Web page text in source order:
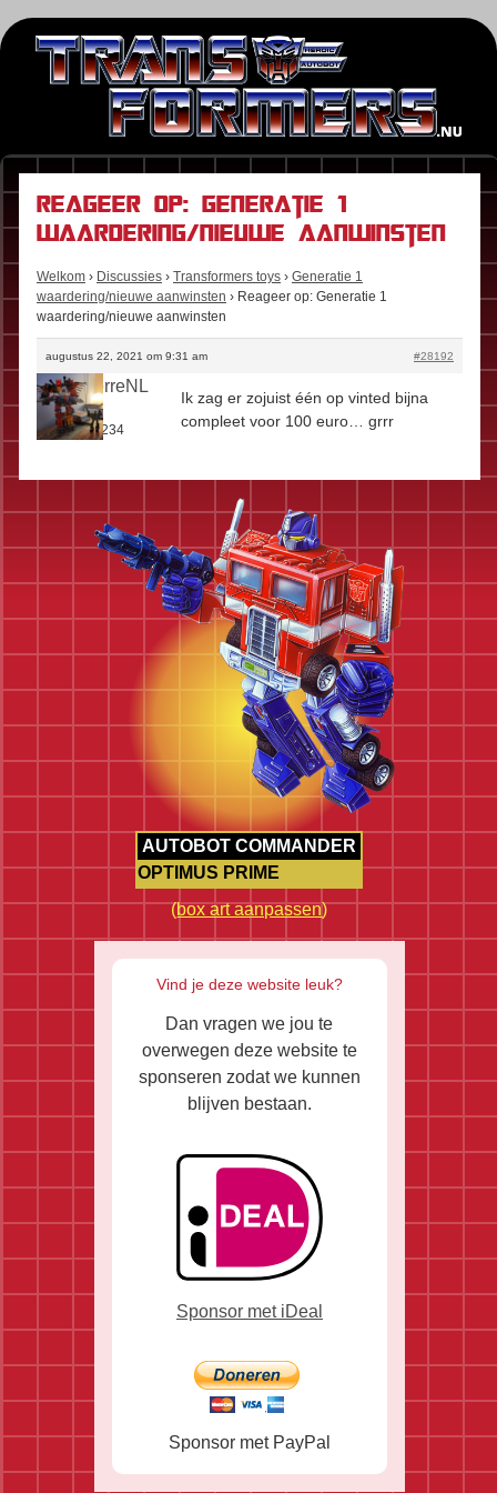
Reageer op: Generatie 1
waardering/nieuwe aanwinsten
Welkom › Discussies › Transformers toys › Generatie 1
waardering/nieuwe aanwinsten › Reageer op: Generatie 1
waardering/nieuwe aanwinsten
augustus 22, 2021 om 9:31 am #28192
SaintPierreNL
Rol:Fan
Berichten:234
Ik zag er zojuist één op vinted bijna
compleet voor 100 euro… grrr
AUTOBOT COMMANDER
OPTIMUS PRIME
(box art aanpassen)
Vind je deze website leuk?
Dan vragen we jou te
overwegen deze website te
sponseren zodat we kunnen
blijven bestaan.
Sponsor met iDeal
Sponsor met PayPal